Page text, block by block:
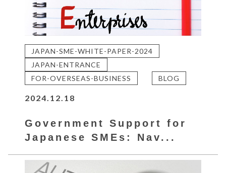
JAPAN-SME-WHITE-PAPER-2024
JAPAN-ENTRANCE
FOR-OVERSEAS-BUSINESS
BLOG
2024.12.18
Government Support for
Japanese SMEs: Nav...